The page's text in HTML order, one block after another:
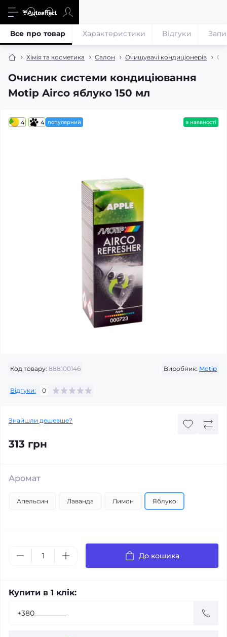
Хімія та косметика Салон Очищувачі кондиціонерів
Очисник системи кондиціювання
Motip Airco яблуко 150 мл
Все про товар Характеристики Відгуки
4 4 популярний в наявності
Код товару: 888100146 Виробник: Motip
Відгуки: 0
Знайшли дешевше?
313 грн
Аромат
Апельсин Лаванда Лимон Яблуко
До кошика
Купити в 1 клік: